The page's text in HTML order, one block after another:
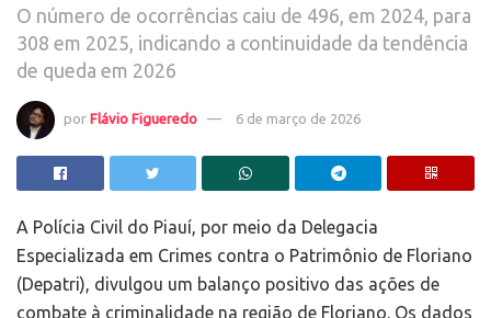
O número de ocorrências caiu de 496, em 2024, para
308 em 2025, indicando a continuidade da tendência
de queda em 2026
por Flávio Figueredo 6 de março de 2026
A Polícia Civil do Piauí, por meio da Delegacia
Especializada em Crimes contra o Patrimônio de Floriano
(Depatri), divulgou um balanço positivo das ações de
combate à criminalidade na região de Floriano. Os dados